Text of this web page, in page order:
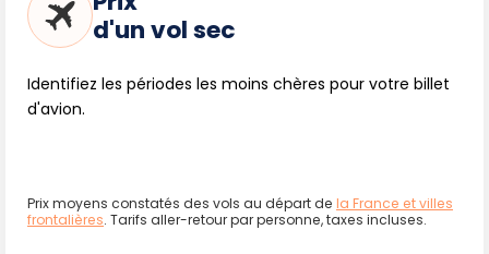
d'un vol sec
Identifiez les périodes les moins chères pour votre billet
d'avion.
Prix moyens constatés des vols au départ de la France et villes
frontalières. Tarifs aller-retour par personne, taxes incluses.